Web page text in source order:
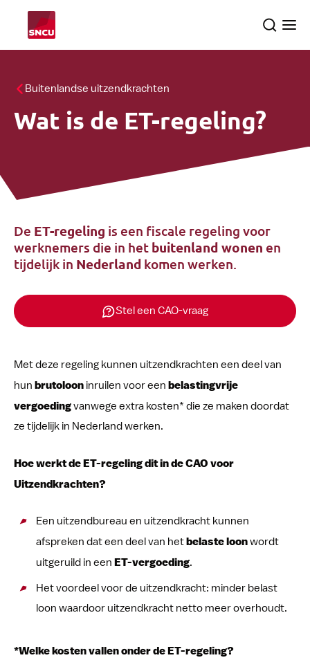
naar
Search
Thema's
Het onderzoek
Nederlands
Buitenlandse uitzendkrachten
Wat is de ET-regeling?
De ET-regeling is een fiscale regeling voor
werknemers die in het buitenland wonen en
tijdelijk in Nederland komen werken.
Stel een CAO-vraag
Met deze regeling kunnen uitzendkrachten een deel van
hun brutoloon inruilen voor een belastingvrije
vergoedingvanwege extra kosten* die ze maken doordat
ze tijdelijk in Nederland werken.
Hoe werkt de ET-regeling dit in de CAO voor
Uitzendkrachten?
Een uitzendbureau en uitzendkracht kunnen
afspreken dat een deel van hetbelaste loonwordt
uitgeruild in een ET-vergoeding.
Het voordeel voor de uitzendkracht: minder belast
loon waardoor uitzendkracht netto meer overhoudt.
*Welke kosten vallen onder de ET-regeling?